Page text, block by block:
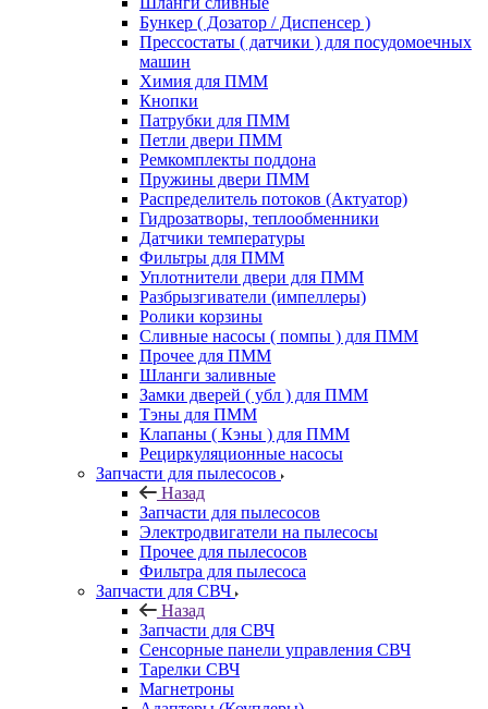
Бункер ( Дозатор / Диспенсер )
Прессостаты ( датчики ) для посудомоечных
машин
Химия для ПММ
Кнопки
Патрубки для ПММ
Петли двери ПММ
Ремкомплекты поддона
Пружины двери ПММ
Распределитель потоков (Актуатор)
Гидрозатворы, теплообменники
Датчики температуры
Фильтры для ПММ
Уплотнители двери для ПММ
Разбрызгиватели (импеллеры)
Ролики корзины
Сливные насосы ( помпы ) для ПММ
Прочее для ПММ
Шланги заливные
Замки дверей ( убл ) для ПММ
Тэны для ПММ
Клапаны ( Кэны ) для ПММ
Рециркуляционные насосы
Запчасти для пылесосов
Назад
Запчасти для пылесосов
Электродвигатели на пылесосы
Прочее для пылесосов
Фильтра для пылесоса
Запчасти для СВЧ
Назад
Запчасти для СВЧ
Сенсорные панели управления СВЧ
Тарелки СВЧ
Магнетроны